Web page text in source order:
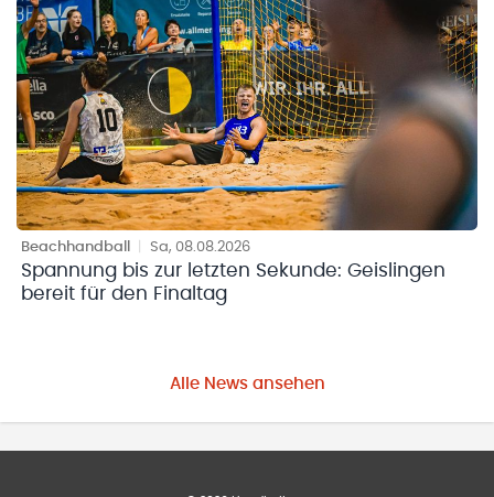
Beachhandball Sa, 08.08.2026
Spannung bis zur letzten Sekunde: Geislingen
bereit für den Finaltag
Alle News ansehen